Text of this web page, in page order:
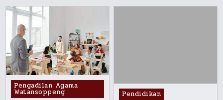
Posted
in
Pengadilan Agama
Watansoppeng
Posted
Pendidikan